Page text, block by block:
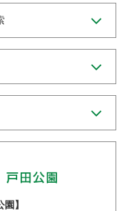
】